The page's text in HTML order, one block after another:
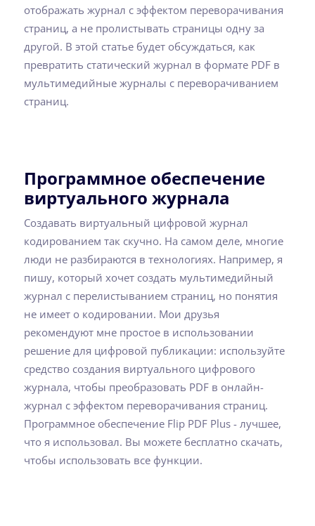
отображать журнал с эффектом переворачивания
страниц, а не пролистывать страницы одну за
другой. В этой статье будет обсуждаться, как
превратить статический журнал в формате PDF в
мультимедийные журналы с переворачиванием
страниц.
Программное обеспечение
виртуального журнала
Создавать виртуальный цифровой журнал
кодированием так скучно. На самом деле, многие
люди не разбираются в технологиях. Например, я
пишу, который хочет создать мультимедийный
журнал с перелистыванием страниц, но понятия
не имеет о кодировании. Мои друзья
рекомендуют мне простое в использовании
решение для цифровой публикации: используйте
средство создания виртуального цифрового
журнала, чтобы преобразовать PDF в онлайн-
журнал с эффектом переворачивания страниц.
Программное обеспечение Flip PDF Plus - лучшее,
что я использовал. Вы можете бесплатно скачать,
чтобы использовать все функции.